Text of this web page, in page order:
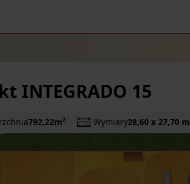
INTEGRADO 15
792,22m² Wymiary28,60 x 27,70 m